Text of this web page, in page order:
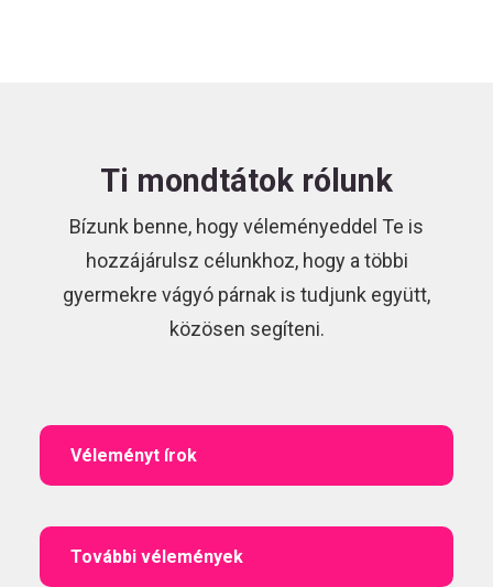
Ti mondtátok rólunk
Bízunk benne, hogy véleményeddel Te is
hozzájárulsz célunkhoz, hogy a többi
gyermekre vágyó párnak is tudjunk együtt,
közösen segíteni.
Véleményt írok
További vélemények